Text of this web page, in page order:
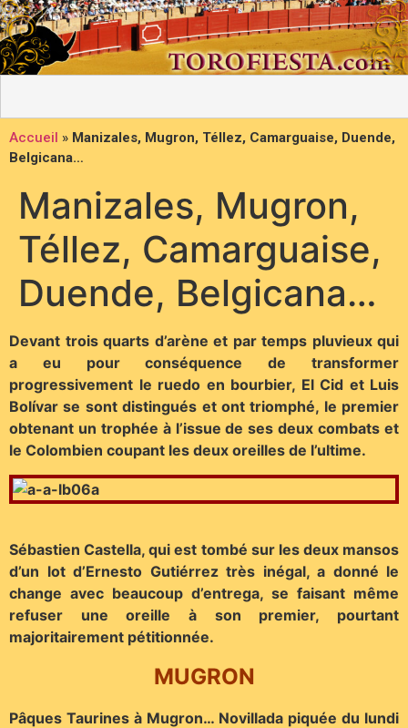
Accueil » Manizales, Mugron, Téllez, Camarguaise, Duende,
Belgicana…
Manizales, Mugron,
Téllez, Camarguaise,
Duende, Belgicana…
Devant trois quarts d’arène et par temps pluvieux qui
a eu pour conséquence de transformer
progressivement le ruedo en bourbier, El Cid et Luis
Bolívar se sont distingués et ont triomphé, le premier
obtenant un trophée à l’issue de ses deux combats et
le Colombien coupant les deux oreilles de l’ultime.
Sébastien Castella, qui est tombé sur les deux mansos
d’un lot d’Ernesto Gutiérrez très inégal, a donné le
change avec beaucoup d’entrega, se faisant même
refuser une oreille à son premier, pourtant
majoritairement pétitionnée.
MUGRON
Pâques Taurines à Mugron… Novillada piquée du lundi